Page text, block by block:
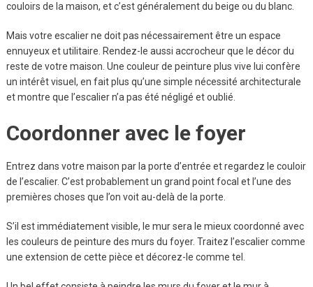
couloirs de la maison, et c’est généralement du beige ou du blanc.
Mais votre escalier ne doit pas nécessairement être un espace
ennuyeux et utilitaire. Rendez-le aussi accrocheur que le décor du
reste de votre maison. Une couleur de peinture plus vive lui confère
un intérêt visuel, en fait plus qu’une simple nécessité architecturale
et montre que l’escalier n’a pas été négligé et oublié.
Coordonner avec le foyer
Entrez dans votre maison par la porte d’entrée et regardez le couloir
de l’escalier. C’est probablement un grand point focal et l’une des
premières choses que l’on voit au-delà de la porte.
S’il est immédiatement visible, le mur sera le mieux coordonné avec
les couleurs de peinture des murs du foyer. Traitez l’escalier comme
une extension de cette pièce et décorez-le comme tel.